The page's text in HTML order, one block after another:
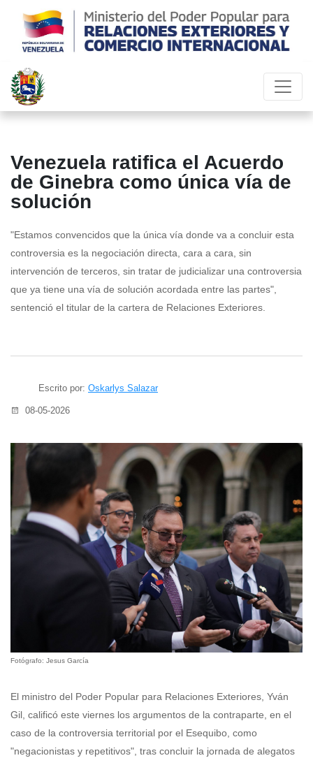
Venezuela ratifica el Acuerdo
de Ginebra como única vía de
solución
"Estamos convencidos que la única vía donde va a concluir esta
controversia es la negociación directa, cara a cara, sin
intervención de terceros, sin tratar de judicializar una controversia
que ya tiene una vía de solución acordada entre las partes",
sentenció el titular de la cartera de Relaciones Exteriores.
Escrito por: Oskarlys Salazar
08-05-2026
Fotógrafo: Jesus García
El ministro del Poder Popular para Relaciones Exteriores, Yván
Gil, calificó este viernes los argumentos de la contraparte, en el
caso de la controversia territorial por el Esequibo, como
"negacionistas y repetitivos", tras concluir la jornada de alegatos